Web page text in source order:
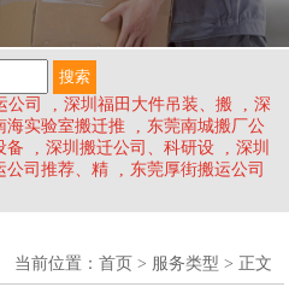
公司 , 深圳福田大件吊装、搬 , 深
海实验室搬迁推 , 东莞南城搬厂公
备 , 深圳搬迁公司、科研设 , 深圳
公司推荐、精 , 东莞厚街搬运公司
当前位置： 首页 > 服务类型 > 正文